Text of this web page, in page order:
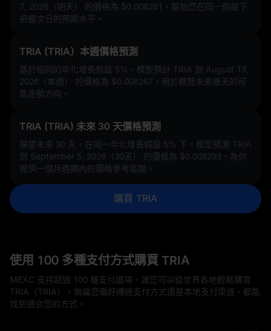
7, 2026（明天） 的價格為 $0.008261 ，幫助您在同一假設下
把握次日的預期水平。
TRIA (TRIA）本週價格預測
基於相同的年化增長假設 5% ，模型預計 TRIA 到 August 13,
2026（本週） 的價格為 $0.008267 ，用於概覽未來幾天的可
能走勢方向。
TRIA (TRIA) 未來 30 天價格預測
展望未來 30 天，在同一年化增長假設 5% 下，模型預測 TRIA
到 September 5, 2026（30天） 的價格為 $0.008293 ，為你
提供一個月週期內的價格參考區間。
購買 TRIA
使用 100 多種支付方式購買 TRIA
MEXC 支持超過 100 種支付選項，讓您可以從世界各地輕鬆購買
TRIA（TRIA）。無論您偏好傳統支付方式還是本地支付渠道，都能
找到適合您的方式。